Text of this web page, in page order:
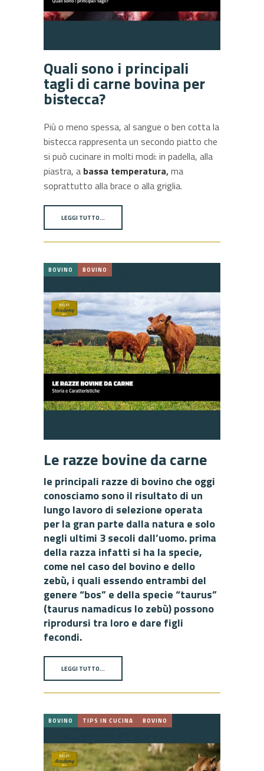
Quali sono i principali
tagli di carne bovina per
bistecca?
Più o meno spessa, al sangue o ben cotta la
bistecca rappresenta un secondo piatto che
si può cucinare in molti modi: in padella, alla
piastra, a bassa temperatura,ma
soprattutto alla brace o alla griglia.
LEGGI TUTTO…
BOVINO BOVINO
Le razze bovine da carne
le principali razze di bovino che oggi
conosciamo sono il risultato di un
lungo lavoro di selezione operata
per la gran parte dalla natura e solo
negli ultimi 3 secoli dall’uomo. prima
della razza infatti si ha la specie,
come nel caso del bovino e dello
zebù, i quali essendo entrambi del
genere “bos” e della specie “taurus”
(taurus namadicus lo zebù) possono
riprodursi tra loro e dare figli
fecondi.
LEGGI TUTTO…
BOVINO TIPS IN CUCINA BOVINO